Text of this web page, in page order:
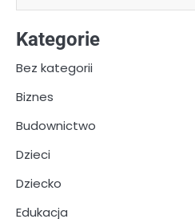
Kategorie
Bez kategorii
Biznes
Budownictwo
Dzieci
Dziecko
Edukacja